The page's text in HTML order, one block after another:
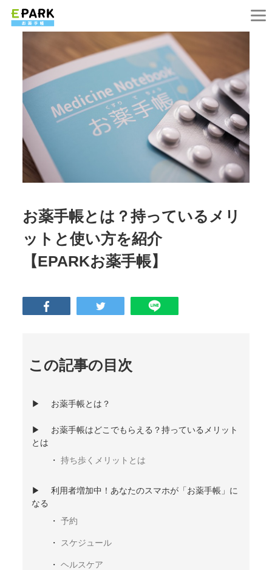
お薬手帳とは？持っているメリ
ットと使い方を紹介
【EPARKお薬手帳】
この記事の目次
お薬手帳とは？
お薬手帳はどこでもらえる？持っているメリット
とは
持ち歩くメリットとは
利用者増加中！あなたのスマホが「お薬手帳」に
なる
予約
スケジュール
ヘルスケア